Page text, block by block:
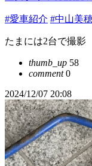
#愛車紹介 #中山美
たまには2台で撮影
thumb_up 58
comment0
2024/12/07 20:08